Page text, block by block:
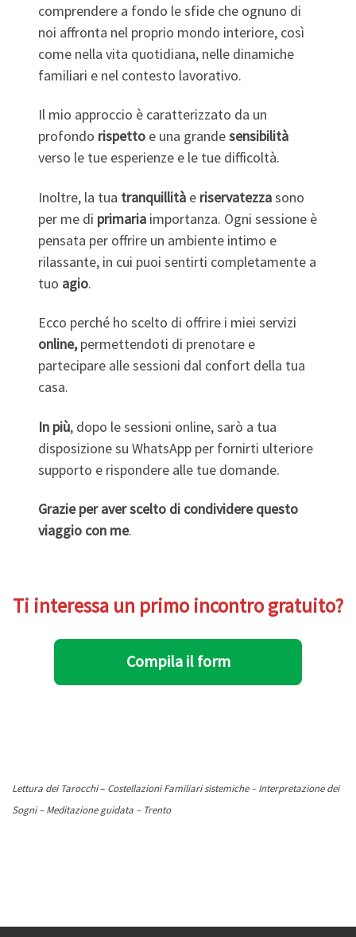
comprendere a fondo le sfide che ognuno di
noi affronta nel proprio mondo interiore, così
come nella vita quotidiana, nelle dinamiche
familiari e nel contesto lavorativo.
Il mio approccio è caratterizzato da un
profondo rispetto e una grandesensibilità
verso le tue esperienze e le tue difficoltà.
Inoltre, la tua tranquillità e riservatezzasono
per me di primaria importanza. Ogni sessione è
pensata per offrire un ambiente intimo e
rilassante, in cui puoi sentirti completamente a
tuo agio.
Ecco perché ho scelto di offrire i miei servizi
online,permettendoti di prenotare e
partecipare alle sessioni dal confort della tua
casa.
In più, dopo le sessioni online, sarò a tua
disposizione su WhatsApp per fornirti ulteriore
supporto e rispondere alle tue domande.
Grazie per aver scelto di condividere questo
viaggio con me.
Ti interessa un primo incontro gratuito?
Compila il form
Lettura dei Tarocchi– Costellazioni Familiari sistemiche – Interpretazione dei
Sogni – Meditazione guidata – Trento